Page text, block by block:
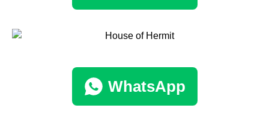
WhatsApp